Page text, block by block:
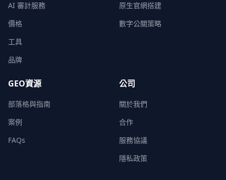
AI 審計服務
價格
工具
品牌
原生官網搭建
數字公關策略
GEO資源
部落格與指南
案例
FAQs
公司
關於我們
合作
服務協議
隱私政策